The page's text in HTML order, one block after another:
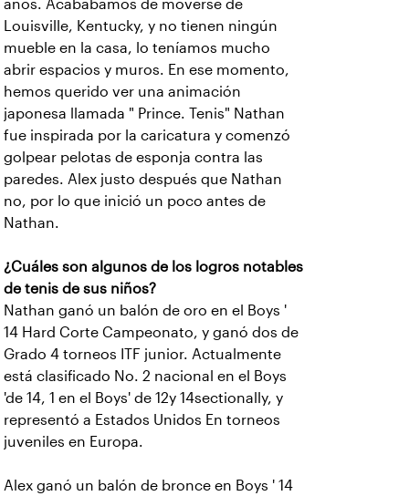
años. Acabábamos de moverse de
Louisville, Kentucky, y no tienen ningún
mueble en la casa, lo teníamos mucho
abrir espacios y muros. En ese momento,
hemos querido ver una animación
japonesa llamada " Prince. Tenis" Nathan
fue inspirada por la caricatura y comenzó
golpear pelotas de esponja contra las
paredes. Alex justo después que Nathan
no, por lo que inició un poco antes de
Nathan.
¿Cuáles son algunos de los logros notables
de tenis de sus niños?
Nathan ganó un balón de oro en el Boys '
14 Hard Corte Campeonato, y ganó dos de
Grado 4 torneos ITF junior. Actualmente
está clasificado No. 2 nacional en el Boys
'de 14, 1 en el Boys' de 12y 14sectionally, y
representó a Estados Unidos En torneos
juveniles en Europa.
Alex ganó un balón de bronce en Boys ' 14